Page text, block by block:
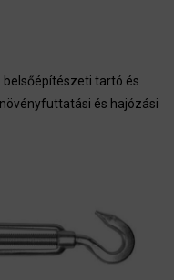
belsőépítészeti tartó és
és hajózási